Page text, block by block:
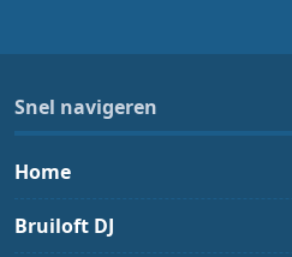
Snel navigeren
Home
Bruiloft DJ